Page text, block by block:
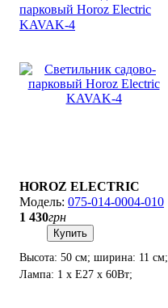
парковый Horoz Electric
KAVAK-4
HOROZ ELECTRIC
075-014-0004-010
1 430грн
Купить
Высота: 50 см; ширина: 11 см;
Лампа: 1 х Е27 х 60Вт;